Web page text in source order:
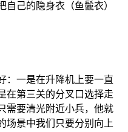
己的隐身衣（鱼鬛衣）
：一是在升降机上要一直
在第三关的分叉口选择走
需要清光附近小兵，他就
场景中我们只要分别向上